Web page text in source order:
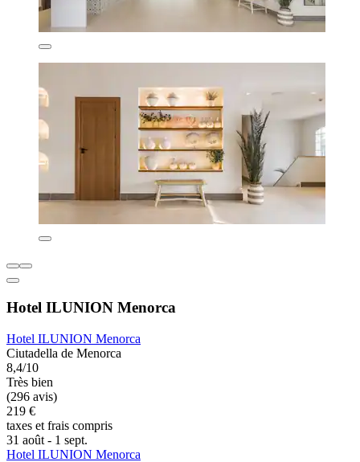
Hotel ILUNION Menorca
Hotel ILUNION Menorca
Ciutadella de Menorca
8,4/10
Très bien
(296 avis)
219 €
taxes et frais compris
31 août - 1 sept.
Hotel ILUNION Menorca